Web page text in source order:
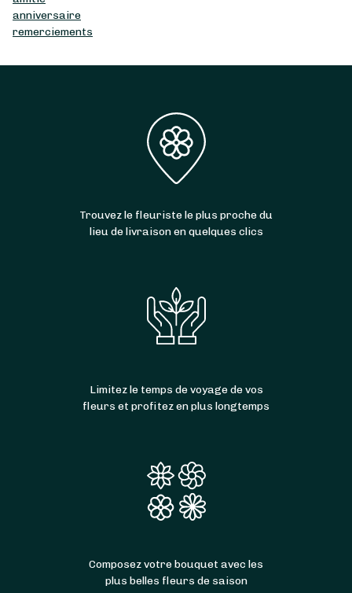
anniversaire
remerciements
Trouvez le fleuriste le plus proche du
lieu de livraison en quelques clics
Limitez le temps de voyage de vos
fleurs et profitez en plus longtemps
Composez votre bouquet avec les
plus belles fleurs de saison